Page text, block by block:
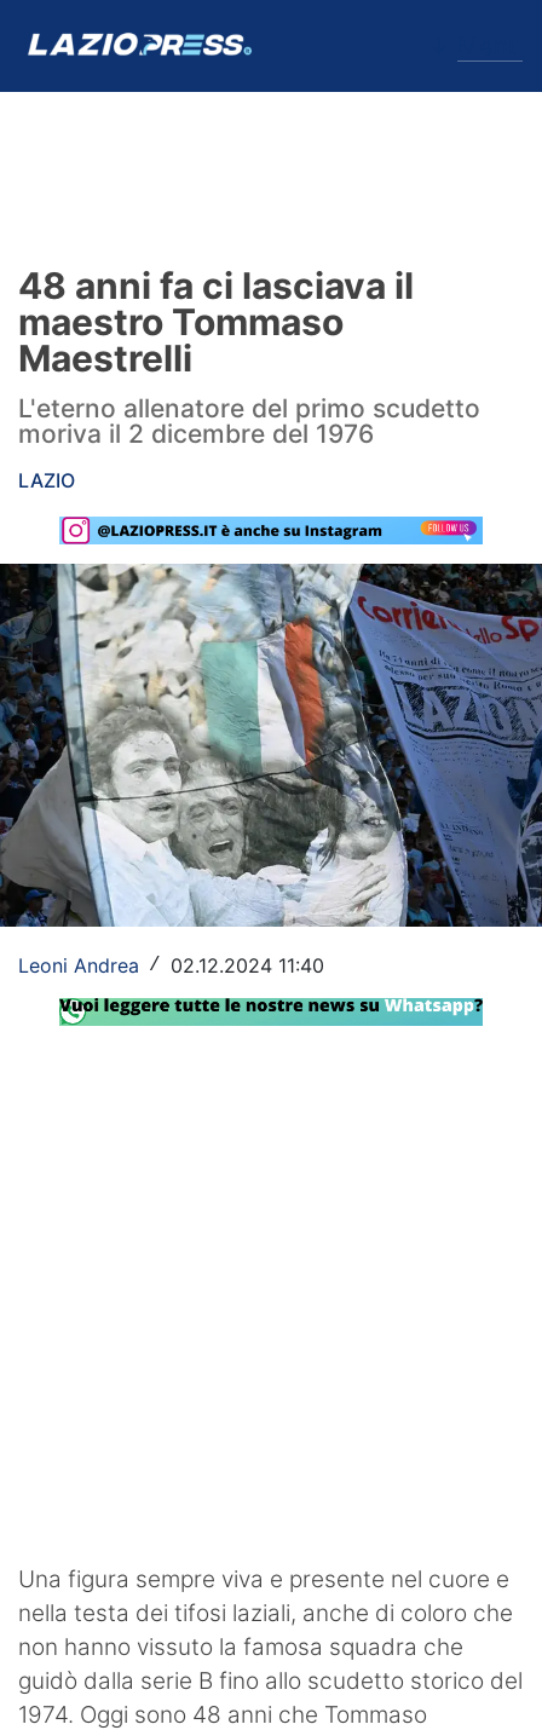
Formello
Infortuni
Primavera
Calciomercato
Lazio Women
Rassegna Lazio
Social
Calcio
Serie A
Champions League
Europa League
Altri Sport
Tennis
48 anni fa ci lasciava il
maestro Tommaso
Maestrelli
L'eterno allenatore del primo scudetto
moriva il 2 dicembre del 1976
LAZIO
Leoni Andrea / 02.12.2024 11:40
Una figura sempre viva e presente nel cuore e
nella testa dei tifosi laziali, anche di coloro che
non hanno vissuto la famosa squadra che
guidò dalla serie B fino allo scudetto storico del
1974. Oggi sono 48 anni che Tommaso